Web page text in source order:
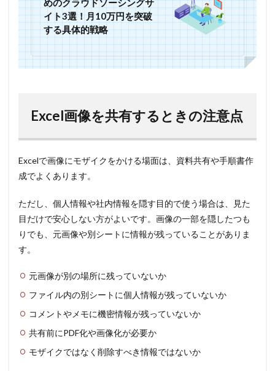
めのクラウドソーシングサ
イト3選！月10万円を突破
する具体的戦略
Excel画像を共有するときの注意点
Excelで画像にモザイクをかける場面は、資料共有や手順書作
成でよくあります。
ただし、個人情報や社内情報を隠す目的で使う場合は、見た
目だけで安心しない方がよいです。画像の一部を隠したつも
りでも、元画像や別シートに情報が残っていることがありま
す。
元画像が別の場所に残っていないか
ファイル内の別シートに個人情報が残っていないか
コメントやメモに機密情報が残っていないか
共有前にPDF化や画像化が必要か
モザイクではなく削除すべき情報ではないか